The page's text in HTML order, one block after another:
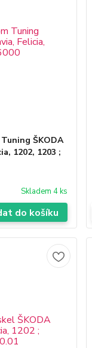
ŠKODA
1202, 1203 ;
Skladem 4 ks
do košíku